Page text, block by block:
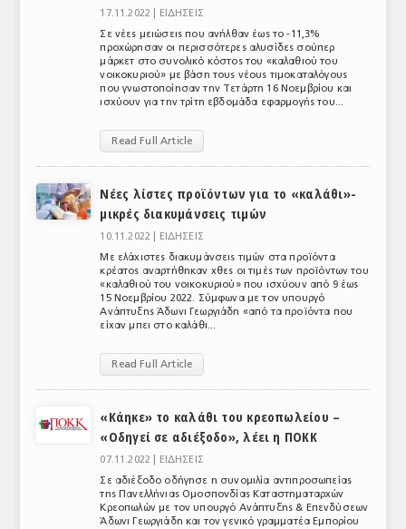
17.11.2022 |
ΕΙΔΗΣΕΙΣ
Σε νέες μειώσεις που ανήλθαν έως το -11,3%
προχώρησαν οι περισσότερες αλυσίδες σούπερ
μάρκετ στο συνολικό κόστος του «καλαθιού του
νοικοκυριού» με βάση τους νέους τιμοκαταλόγους
που γνωστοποίησαν την Τετάρτη 16 Νοεμβρίου και
ισχύουν για την τρίτη εβδομάδα εφαρμογής του...
Read Full Article
Νέες λίστες προϊόντων για το «καλάθι»-
μικρές διακυμάνσεις τιμών
10.11.2022 |
ΕΙΔΗΣΕΙΣ
Με ελάχιστες διακυμάνσεις τιμών στα προϊόντα
κρέατος αναρτήθηκαν χθες οι τιμές των προϊόντων του
«καλαθιού του νοικοκυριού» που ισχύουν από 9 έως
15 Νοεμβρίου 2022. Σύμφωνα με τον υπουργό
Ανάπτυξης Άδωνι Γεωργιάδη «από τα προϊόντα που
είχαν μπει στο καλάθι...
Read Full Article
«Κάηκε» το καλάθι του κρεοπωλείου –
«Οδηγεί σε αδιέξοδο», λέει η ΠΟΚΚ
07.11.2022 |
ΕΙΔΗΣΕΙΣ
Σε αδιέξοδο οδήγησε η συνομιλία αντιπροσωπείας
της Πανελλήνιας Ομοσπονδίας Καταστηματαρχών
Κρεοπωλών με τον υπουργό Ανάπτυξης & Επενδύσεων
Άδωνι Γεωργιάδη και τον γενικό γραμματέα Εμπορίου